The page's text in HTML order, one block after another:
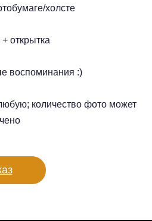
холсте
открытка
воспоминания :)
количество фото может